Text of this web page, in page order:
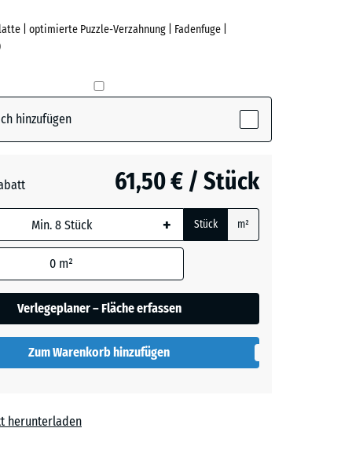
wird
nicht
| optimierte Puzzle-Verzahnung | Fadenfuge |
hinzufügen
61,50 € / Stück
+ Stück m²
0 m²
Verlegeplaner – Fläche erfassen
Zum Warenkorb hinzufügen
herunterladen